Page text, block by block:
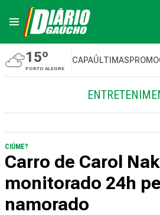
15º
PORTO ALEGRE
CAPAÚLTIMAS
CIÚME?
Carro de Carol
monitorado 24h
namorado